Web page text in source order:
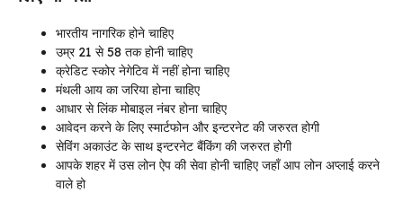
भारतीय नागरिक होने चाहिए
उम्र 21 से 58 तक होनी चाहिए
क्रेडिट स्कोर नेगेटिव में नहीं होना चाहिए
मंथली आय का जरिया होना चाहिए
आधार से लिंक मोबाइल नंबर होना चाहिए
आवेदन करने के लिए स्मार्टफोन और इन्टरनेट की जरुरत होगी
सेविंग अकाउंट के साथ इन्टरनेट बैंकिंग की जरुरत होगी
आपके शहर में उस लोन ऐप की सेवा होनी चाहिए जहाँ आप लोन अप्लाई करने
वाले हो